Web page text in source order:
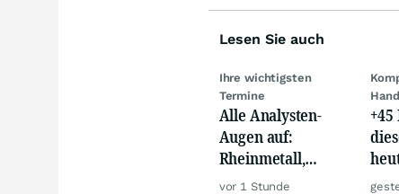
Lesen Sie auch
Ihre wichtigsten
Termine
Alle Analysten-
Augen auf:
Rheinmetall,
Deutsche Telekom,
vor 1 Stunde
auf